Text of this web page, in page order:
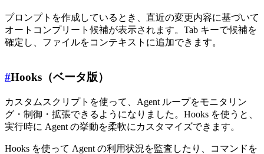
プロンプトを作成しているとき、直近の変更内容に基づいて
オートコンプリート候補が表示されます。Tab キーで候補を
確定し、ファイルをコンテキストに追加できます。
#Hooks（ベータ版）
カスタムスクリプトを使って、Agent ループをモニタリン
グ・制御・拡張できるようになりました。Hooks を使うと、
実行時に Agent の挙動を柔軟にカスタマイズできます。
Hooks を使って Agent の利用状況を監査したり、コマンドを